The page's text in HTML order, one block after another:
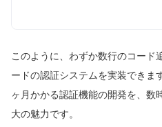
このように、わずか数行のコード
ードの認証システムを実装できま
ヶ月かかる認証機能の開発を、数
大の魅力です。